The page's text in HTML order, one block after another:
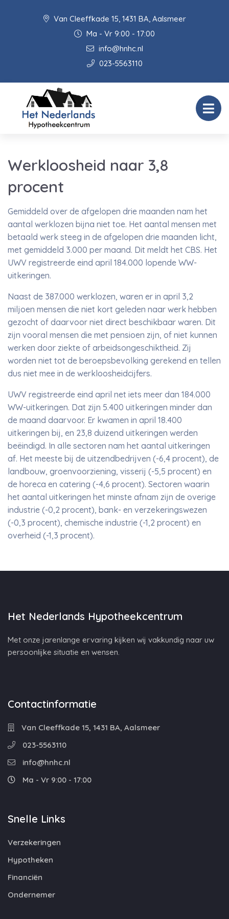
Van Cleeffkade 15, 1431 BA, Aalsmeer
Ma - Vr 9:00 - 17:00
info@hnhc.nl
023-5563110
Werkloosheid naar 3,8
procent
Gemiddeld over de afgelopen drie maanden nam het
aantal werklozen bijna niet toe. Het aantal mensen met
betaald werk steeg in de afgelopen drie maanden licht,
met gemiddeld 3.000 per maand. Dit meldt het CBS. Het
UWV registreerde eind april 184.000 lopende WW-
uitkeringen.
Naast de 387.000 werklozen, waren er in april 3,2
miljoen mensen die niet kort geleden naar werk hebben
gezocht of daarvoor niet direct beschikbaar waren. Dit
zijn vooral mensen die met pensioen zijn, of niet kunnen
werken door ziekte of arbeidsongeschiktheid. Zij
worden niet tot de beroepsbevolking gerekend en tellen
dus niet mee in de werkloosheidcijfers.
UWV registreerde eind april net iets meer dan 184.000
WW-uitkeringen. Dat zijn 5.400 uitkeringen minder dan
de maand daarvoor. Er kwamen in april 18.400
uitkeringen bij, en 23,8 duizend uitkeringen werden
beëindigd. In alle sectoren nam het aantal uitkeringen
af. Het meeste bij de uitzendbedrijven (-6,4 procent), de
landbouw, groenvoorziening, visserij (-5,5 procent) en
de horeca en catering (-4,6 procent). Sectoren waarin
het aantal uitkeringen het minste afnam zijn de overige
industrie (-0,2 procent), bank- en verzekeringswezen
(-0,3 procent), chemische industrie (-1,2 procent) en
overheid (-1,3 procent).
Het Nederlands Hypotheekcentrum
Met onze jarenlange ervaring kijken wij vakkundig naar uw
persoonlijke situatie en wensen.
Contactinformatie
Van Cleeffkade 15, 1431 BA, Aalsmeer
023-5563110
info@hnhc.nl
Ma - Vr 9:00 - 17:00
Snelle Links
Verzekeringen
Hypotheken
Financiën
Ondernemer